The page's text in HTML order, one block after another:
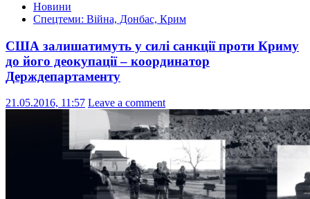
Новини
Спецтеми: Війна, Донбас, Крим
США залишатимуть у силі санкції проти Криму
до його деокупації – координатор
Держдепартаменту
21.05.2016, 11:57 Leave a comment